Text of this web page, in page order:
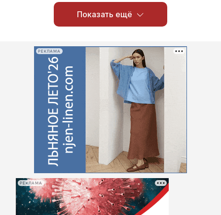
Показать ещё
РЕКЛАМА
РЕКЛАМА